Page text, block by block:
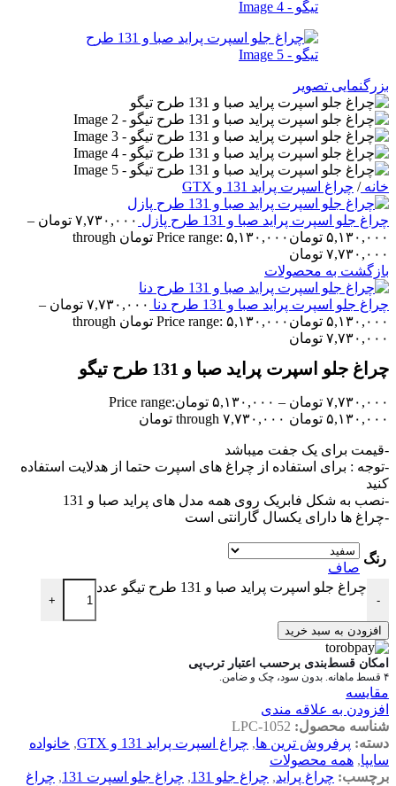
بزرگنمایی تصویر
خانه/ چراغ اسپرت پراید 131 و GTX
چراغ جلو اسپرت پراید صبا و 131 طرح پازل ۷,۷۳۰,۰۰۰ تومان –
۵,۱۳۰,۰۰۰ تومان
Price range: ۵,۱۳۰,۰۰۰ تومان through
۷,۷۳۰,۰۰۰ تومان
بازگشت به محصولات
چراغ جلو اسپرت پراید صبا و 131 طرح دنا ۷,۷۳۰,۰۰۰ تومان –
۵,۱۳۰,۰۰۰ تومان
Price range: ۵,۱۳۰,۰۰۰ تومان through
۷,۷۳۰,۰۰۰ تومان
چراغ جلو اسپرت پراید صبا و 131 طرح تیگو
۷,۷۳۰,۰۰۰ تومان – ۵,۱۳۰,۰۰۰ تومانPrice range:
۵,۱۳۰,۰۰۰ تومان through ۷,۷۳۰,۰۰۰ تومان
-قیمت برای یک جفت میباشد
-توجه : برای استفاده از چراغ های اسپرت حتما از هدلایت استفاده
کنید
-نصب به شکل فابریک روی همه مدل های پراید صبا و 131
-چراغ ها دارای یکسال گارانتی است
رنگ
صاف
-
چراغ جلو اسپرت پراید صبا و 131 طرح تیگو عدد
+
افزودن به سبد خرید
امکان قسط‌بندی برحسب اعتبار ترب‌پی
۴ قسط ماهانه. بدون سود، چک و ضامن.
مقایسه
افزودن به علاقه مندی
شناسه محصول: LPC-1052
دسته: پرفروش ترین ها, چراغ اسپرت پراید 131 و GTX , خانواده
سایپا, همه محصولات
برچسب: چراغ پراید, چراغ جلو 131 , چراغ جلو اسپرت 131 , چراغ